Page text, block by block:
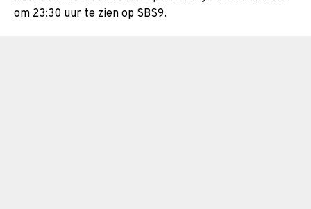
om 23:30 uur te zien op SBS9.